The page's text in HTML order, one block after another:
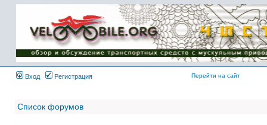
Имя пользователя:
Пароль:
{ LOG_ME_IN_SHORT
}
Вход
Регистрация Перейти на сайт
Список форумов